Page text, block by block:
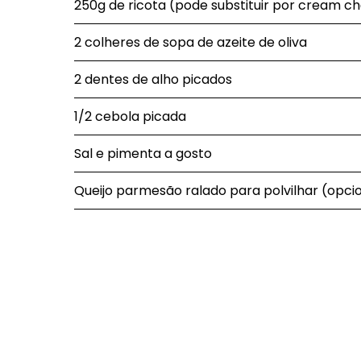
250g de ricota (pode substituir por cream
2 colheres de sopa de azeite de oliva
2 dentes de alho picados
1/2 cebola picada
Sal e pimenta a gosto
Queijo parmesão ralado para polvilhar